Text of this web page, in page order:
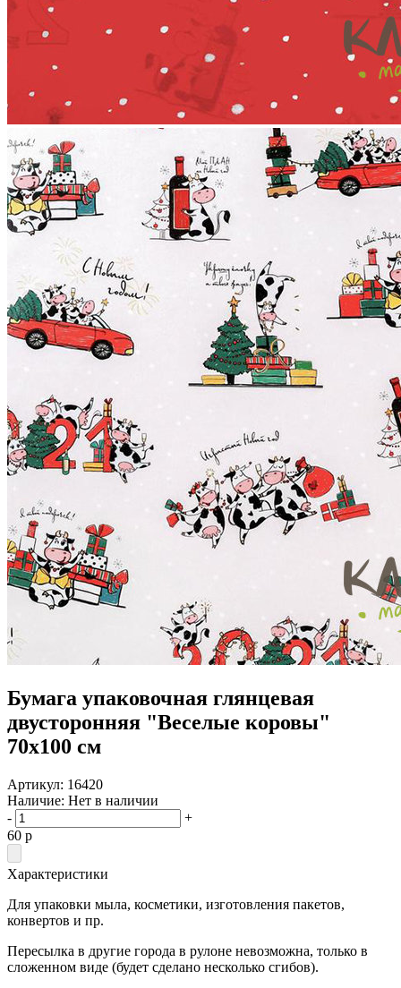
Бумага упаковочная глянцевая
двусторонняя "Веселые коровы"
70х100 см
Артикул: 16420
Наличие: Нет в наличии
-
+
60 p
Характеристики
Для упаковки мыла, косметики, изготовления пакетов,
конвертов и пр.
Пересылка в другие города в рулоне невозможна, только в
сложенном виде (будет сделано несколько сгибов).